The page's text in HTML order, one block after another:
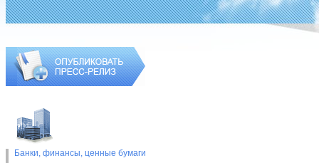
Банки, финансы, ценные бумаги